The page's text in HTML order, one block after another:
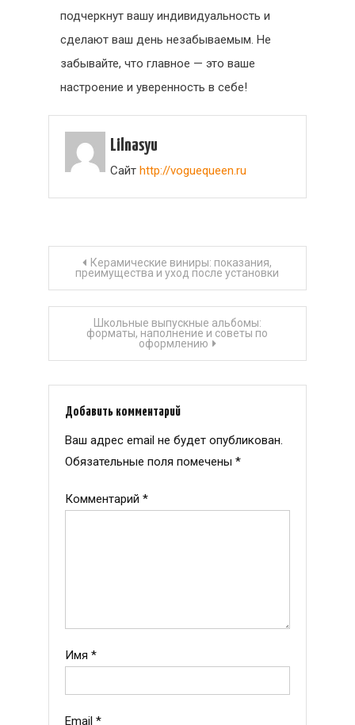
подчеркнут вашу индивидуальность и
сделают ваш день незабываемым. Не
забывайте, что главное — это ваше
настроение и уверенность в себе!
Lilnasyu
Сайт http://voguequeen.ru
Навигация
записям
Керамические виниры: показания,
преимущества и уход после установки
Школьные выпускные альбомы:
форматы, наполнение и советы по
оформлению
Добавить комментарий
Ваш адрес email не будет опубликован.
Обязательные поля помечены *
Комментарий *
Имя *
Email *